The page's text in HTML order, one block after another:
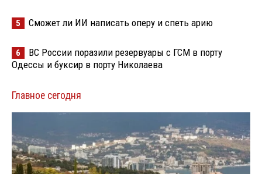
5 Сможет ли ИИ написать оперу и спеть арию
6
ВС России поразили резервуары с ГСМ в порту
Одессы и буксир в порту Николаева
Главное сегодня